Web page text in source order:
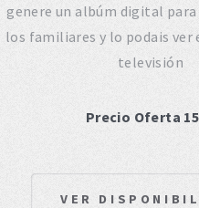
genere un albúm digital para
los familiares y lo podais ver
televisión
Precio Oferta
VER